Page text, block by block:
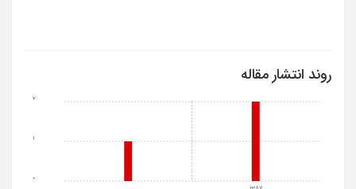
روند انتشار مقاله
0
1
2